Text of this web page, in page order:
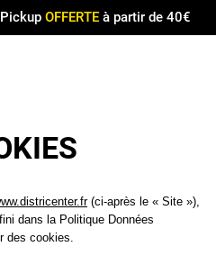
OFFERTEà partir de 40€
(ci-après le « Site »),
dans la Politique Données
des cookies.